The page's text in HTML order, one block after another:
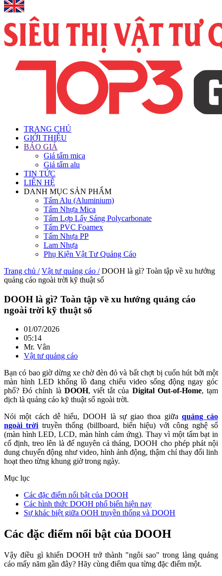
TRANG CHỦ
GIỚI THIỆU
BÁO GIÁ
Giá tấm mica
Giá tấm alu
TIN TỨC
LIÊN HỆ
DANH MỤC SẢN PHẨM
Tấm Alu (Aluminium)
Tấm Nhựa Mica
Tấm Lợp Lấy Sáng Polycarbonate
Tấm PVC Foamex
Tấm Nhựa PP
Lam Nhựa
Phụ Kiện Vật Tư Quảng Cáo
Trang chủ / Vật tư quảng cáo / DOOH là gì? Toàn tập về xu hướng
quảng cáo ngoài trời kỹ thuật số
DOOH là gì? Toàn tập về xu hướng quảng cáo
ngoài trời kỹ thuật số
01/07/2026
05:14
Mr. Vân
Vật tư quảng cáo
Bạn có bao giờ dừng xe chờ đèn đỏ và bất chợt bị cuốn hút bởi một
màn hình LED khổng lồ đang chiếu video sống động ngay góc
phố? Đó chính là DOOH, viết tắt của Digital Out-of-Home, tạm
dịch là quảng cáo kỹ thuật số ngoài trời.
Nói một cách dễ hiểu, DOOH là sự giao thoa giữa quảng cáo
ngoài trờitruyền thống (billboard, biển hiệu) với công nghệ số
(màn hình LED, LCD, màn hình cảm ứng). Thay vì một tấm bạt in
cố định, treo lên là để nguyên cả tháng, DOOH cho phép phát nội
dung chuyển động như video, hình ảnh động, thậm chí thay đổi linh
hoạt theo từng khung giờ trong ngày.
Mục lục
Các đặc điểm nổi bật của DOOH
Các hình thức DOOH phổ biến hiện nay
Sự khác biệt giữa OOH truyền thống và DOOH
Các đặc điểm nổi bật của DOOH
Vậy điều gì khiến DOOH trở thành "ngôi sao" trong làng quảng
cáo mấy năm gần đây? Hãy cùng điểm qua từng đặc điểm một.